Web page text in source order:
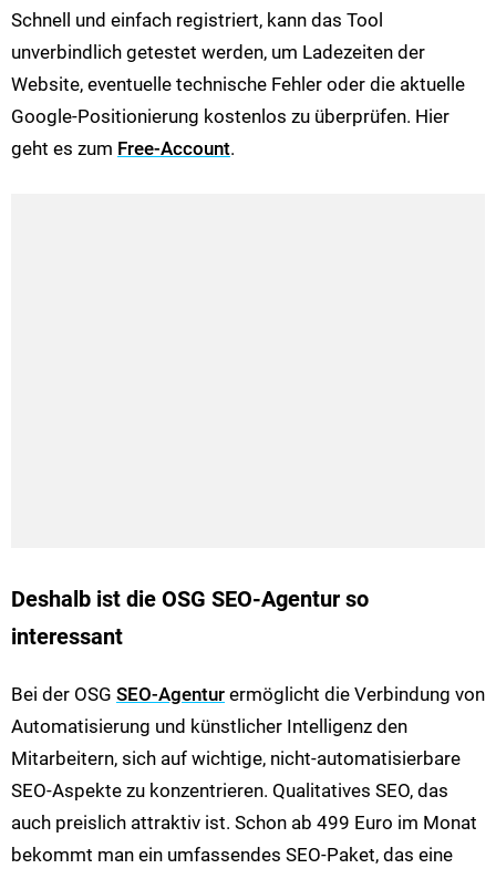
Schnell und einfach registriert, kann das Tool
unverbindlich getestet werden, um Ladezeiten der
Website, eventuelle technische Fehler oder die aktuelle
Google-Positionierung kostenlos zu überprüfen. Hier
geht es zum Free-Account.
Deshalb ist die OSG SEO-Agentur so
interessant
Bei der OSG SEO-Agentur ermöglicht die Verbindung von
Automatisierung und künstlicher Intelligenz den
Mitarbeitern, sich auf wichtige, nicht-automatisierbare
SEO-Aspekte zu konzentrieren. Qualitatives SEO, das
auch preislich attraktiv ist. Schon ab 499 Euro im Monat
bekommt man ein umfassendes SEO-Paket, das eine